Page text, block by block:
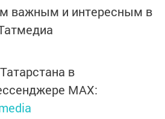
важным и интересным в
в
MАХ: